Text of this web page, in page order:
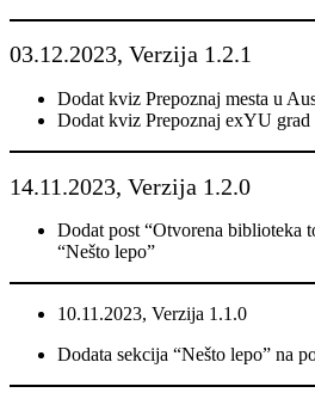
03.12.2023, Verzija 1.2.1
Dodat kviz Prepoznaj mesta u
Dodat kviz Prepoznaj exYU grad
14.11.2023, Verzija 1.2.0
Dodat post “Otvorena biblioteka
“Nešto lepo”
10.11.2023, Verzija 1.1.0
Dodata sekcija “Nešto lepo” na